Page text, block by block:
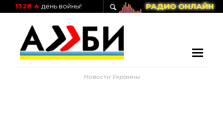
РАДИО ОНЛАЙН
1328 🔥 день войны!
Новости Украины